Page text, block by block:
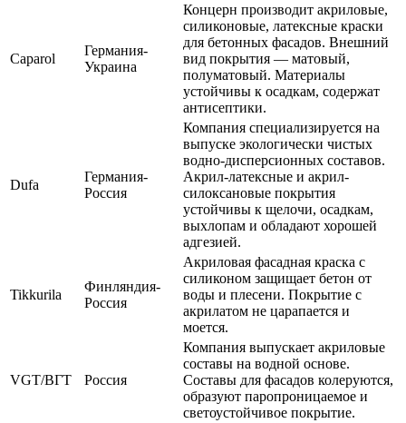
Caparol
Германия-
Украина
Концерн производит акриловые,
силиконовые, латексные краски
для бетонных фасадов. Внешний
вид покрытия — матовый,
полуматовый. Материалы
устойчивы к осадкам, содержат
антисептики.
Dufa
Германия-
Россия
Компания специализируется на
выпуске экологически чистых
водно-дисперсионных составов.
Акрил-латексные и акрил-
силоксановые покрытия
устойчивы к щелочи, осадкам,
выхлопам и обладают хорошей
адгезией.
Tikkurila
Финляндия-
Россия
Акриловая фасадная краска с
силиконом защищает бетон от
воды и плесени. Покрытие с
акрилатом не царапается и
моется.
VGT/ВГТ Россия
Компания выпускает акриловые
составы на водной основе.
Составы для фасадов колеруются,
образуют паропроницаемое и
светоустойчивое покрытие.